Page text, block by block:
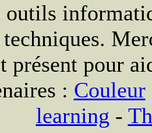
outils
présent pour
: Couleur
learning -